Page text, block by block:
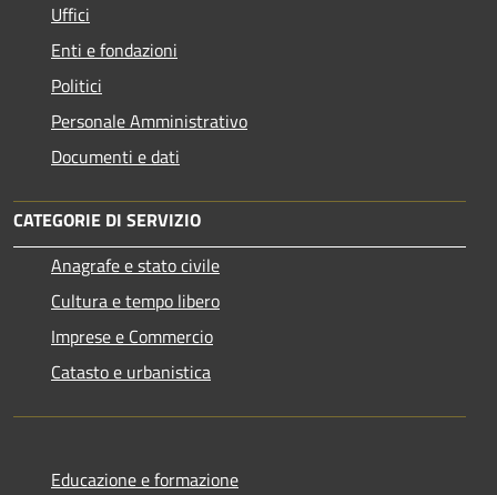
Uffici
Enti e fondazioni
Politici
Personale Amministrativo
Documenti e dati
CATEGORIE DI SERVIZIO
Anagrafe e stato civile
Cultura e tempo libero
Imprese e Commercio
Catasto e urbanistica
Educazione e formazione